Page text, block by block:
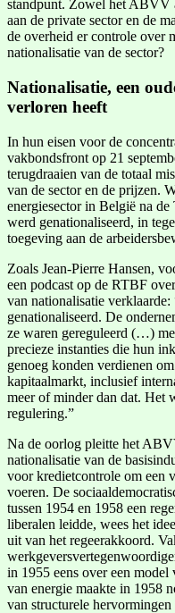
standpunt. Zowel het ABVV
aan de private sector en de
de overheid er controle over
nationalisatie van de sector?
Nationalisatie, een
verloren heeft
In hun eisen voor de
vakbondsfront op 21
terugdraaien van de totaal
van de sector en de prijzen.
energiesector in België na
werd genationaliseerd, in
toegeving aan de
Zoals Jean-Pierre Hansen,
een podcast op de RTBF
van nationalisatie
genationaliseerd. De
ze waren gereguleerd (…)
precieze instanties die hun
genoeg konden verdienen
kapitaalmarkt, inclusief
meer of minder dan dat. Het
regulering.”
Na de oorlog pleitte het
nationalisatie van de
voor kredietcontrole om een
voeren. De
tussen 1954 en 1958 een
liberalen leidde, wees het
uit van het regeerakkoord.
in 1955 eens over een
van energie maakte in 1958
van structurele